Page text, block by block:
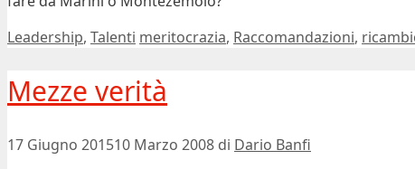
Categorie
Leadership, Talenti Tag
meritocrazia, Raccomandazioni,
Mezze verità
17 Giugno 201510 Marzo 2008 di Dario Banfi